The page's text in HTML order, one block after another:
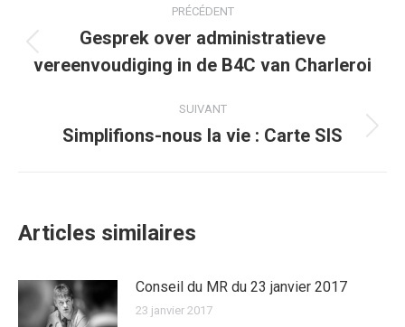
article
PRÉCÉDENT
précédent
Gesprek over administratieve
vereenvoudiging in de B4C van Charleroi
SUIVANT
Article
Simplifions-nous la vie : Carte SIS
Articles similaires
Conseil du MR du 23 janvier 2017
23 janvier 2017